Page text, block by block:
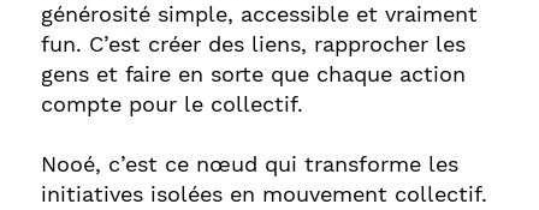
générosité simple, accessible et vraiment
fun. C’est créer des liens, rapprocher les
gens et faire en sorte que chaque action
compte pour le collectif.
Nooé, c’est ce nœud qui transforme les
initiatives isolées en mouvement collectif.